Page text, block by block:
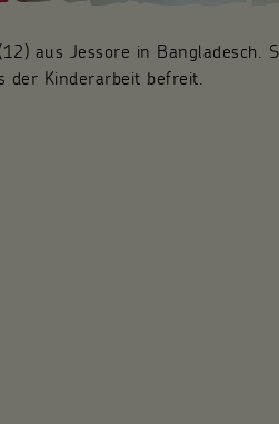
aus Jessore in Bangladesch.
der Kinderarbeit befreit.